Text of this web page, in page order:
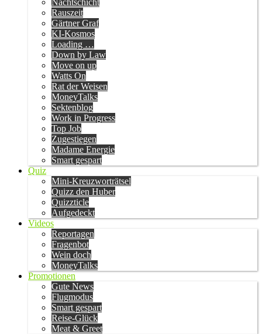
Nachtschicht
Rauszeit
Gärtner Graf
KI-Kosmos
Loading …
Down by Law
Move on up
Watts On
Rat der Weisen
MoneyTalks
Sektenblog
Work in Progress
Top Job
Zugestiegen
Madame Energie
Smart gespart
Quiz
Mini-Kreuzworträtsel
Quizz den Huber
Quizzticle
Aufgedeckt
Videos
Reportagen
Fragenbot
Wein doch
MoneyTalks
Promotionen
Gute News
Flugmodus
Smart gespart
Reise-Glück
Meat & Greet